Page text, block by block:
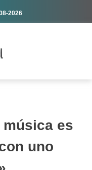
2026
música es
uno